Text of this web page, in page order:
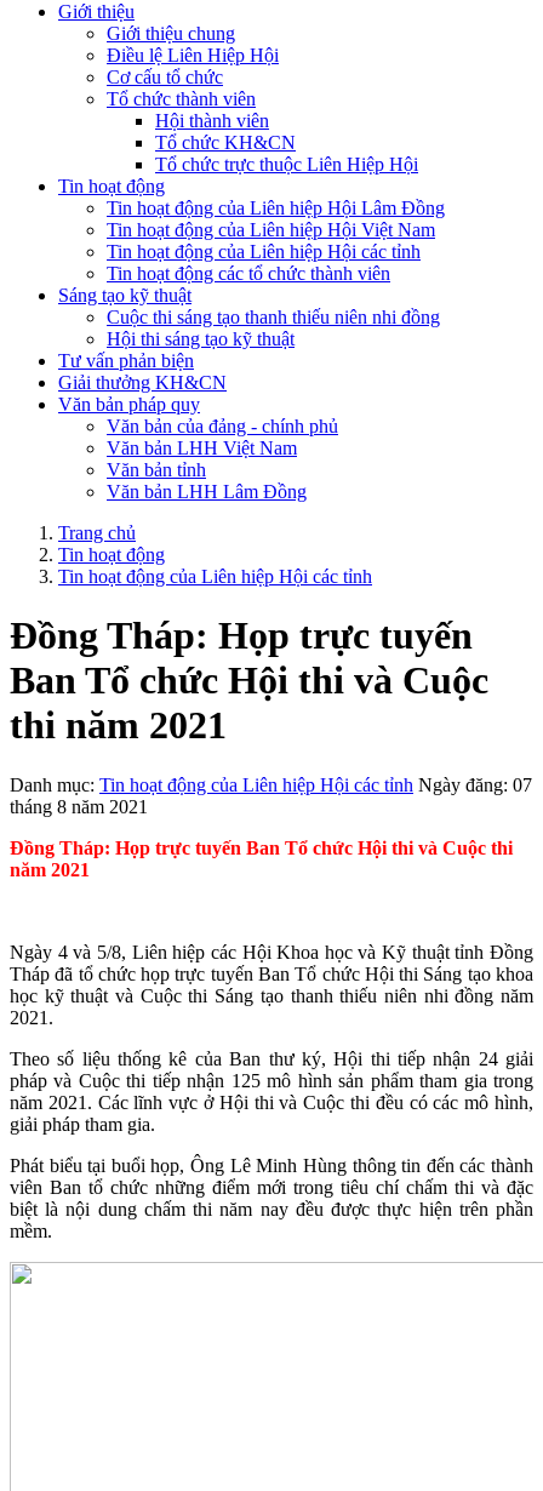
Giới thiệu
Giới thiệu chung
Điều lệ Liên Hiệp Hội
Cơ cấu tổ chức
Tổ chức thành viên
Hội thành viên
Tổ chức KH&CN
Tổ chức trực thuộc Liên Hiệp Hội
Tin hoạt động
Tin hoạt động của Liên hiệp Hội Lâm Đồng
Tin hoạt động của Liên hiệp Hội Việt Nam
Tin hoạt động của Liên hiệp Hội các tỉnh
Tin hoạt động các tổ chức thành viên
Sáng tạo kỹ thuật
Cuộc thi sáng tạo thanh thiếu niên nhi đồng
Hội thi sáng tạo kỹ thuật
Tư vấn phản biện
Giải thưởng KH&CN
Văn bản pháp quy
Văn bản của đảng - chính phủ
Văn bản LHH Việt Nam
Văn bản tỉnh
Văn bản LHH Lâm Đồng
Trang chủ
Tin hoạt động
Tin hoạt động của Liên hiệp Hội các tỉnh
Đồng Tháp: Họp trực tuyến
Ban Tổ chức Hội thi và Cuộc
thi năm 2021
Danh mục: Tin hoạt động của Liên hiệp Hội các tỉnh Ngày đăng: 07
tháng 8 năm 2021
Đồng Tháp: Họp trực tuyến Ban Tổ chức Hội thi và Cuộc thi
năm 2021
Ngày 4 và 5/8, Liên hiệp các Hội Khoa học và Kỹ thuật tỉnh Đồng
Tháp đã tổ chức họp trực tuyến Ban Tổ chức Hội thi Sáng tạo khoa
học kỹ thuật và Cuộc thi Sáng tạo thanh thiếu niên nhi đồng năm
2021.
Theo số liệu thống kê của Ban thư ký, Hội thi tiếp nhận 24 giải
pháp và Cuộc thi tiếp nhận 125 mô hình sản phẩm tham gia trong
năm 2021. Các lĩnh vực ở Hội thi và Cuộc thi đều có các mô hình,
giải pháp tham gia.
Phát biểu tại buổi họp, Ông Lê Minh Hùng thông tin đến các thành
viên Ban tổ chức những điểm mới trong tiêu chí chấm thi và đặc
biệt là nội dung chấm thi năm nay đều được thực hiện trên phần
mềm.